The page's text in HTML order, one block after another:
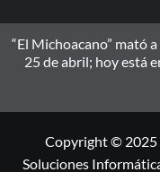
“El Michoacano” mató
25 de abril; hoy está
Copyright © 2025
Soluciones